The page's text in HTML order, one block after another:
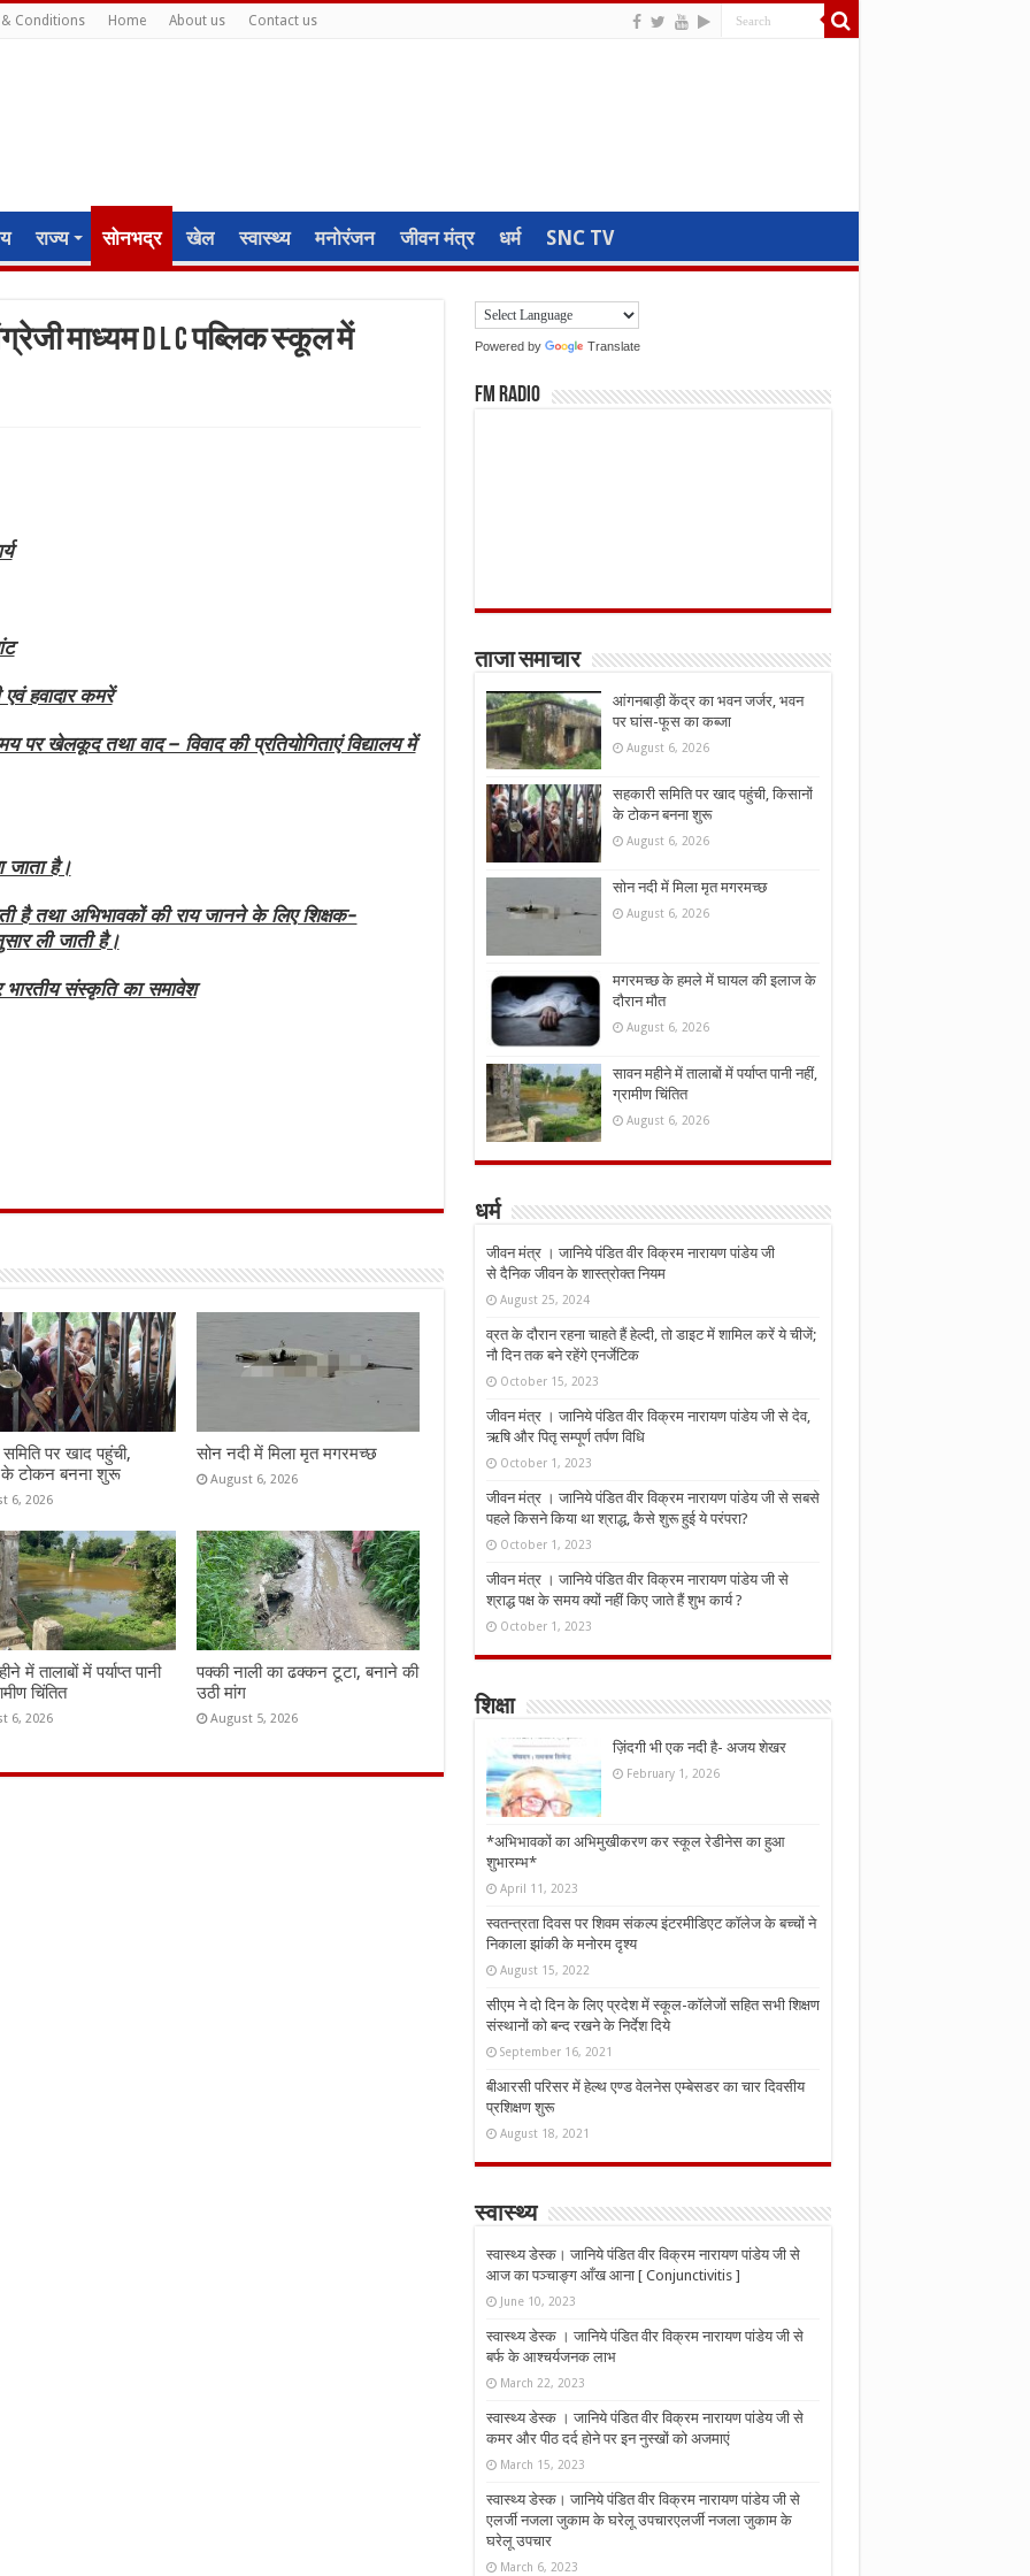
& Conditions Home About us Contact us
राज्य सोनभद्र खेल स्वास्थ्य मनोरंजन जीवन मंत्र धर्म SNC TV
माध्यम D L C पब्लिक स्कूल में
एवं हवादार कमरें
खेलकूद तथा वाद – विवाद की प्रतियोगिताएं विद्यालय में
जाता है।
है तथा अभिभावकों की राय जानने के लिए शिक्षक-
ली जाती है।
भारतीय संस्कृति का समावेश
पर खाद पहुंची,
के टोकन बनना शुरू
6, 2026
सोन नदी में मिला मृत मगरमच्छ
August 6, 2026
में तालाबों में पर्याप्त पानी
चिंतित
6, 2026
पक्की नाली का ढक्कन टूटा, बनाने की
उठी मांग
August 5, 2026
Powered by Translate
FM Radio
ताजा समाचार
आंगनबाड़ी केंद्र का भवन जर्जर, भवन
पर घांस-फूस का कब्जा
August 6, 2026
सहकारी समिति पर खाद पहुंची, किसानों
के टोकन बनना शुरू
August 6, 2026
सोन नदी में मिला मृत मगरमच्छ
August 6, 2026
मगरमच्छ के हमले में घायल की इलाज के
दौरान मौत
August 6, 2026
सावन महीने में तालाबों में पर्याप्त पानी नहीं,
ग्रामीण चिंतित
August 6, 2026
धर्म
जीवन मंत्र । जानिये पंडित वीर विक्रम नारायण पांडेय जी
से दैनिक जीवन के शास्त्रोक्त नियम
August 25, 2024
व्रत के दौरान रहना चाहते हैं हेल्दी, तो डाइट में शामिल करें ये चीजें;
नौ दिन तक बने रहेंगे एनर्जेटिक
October 15, 2023
जीवन मंत्र । जानिये पंडित वीर विक्रम नारायण पांडेय जी से देव,
ऋषि और पितृ सम्पूर्ण तर्पण विधि
October 1, 2023
जीवन मंत्र । जानिये पंडित वीर विक्रम नारायण पांडेय जी से सबसे
पहले किसने किया था श्राद्ध, कैसे शुरू हुई ये परंपरा?
October 1, 2023
जीवन मंत्र । जानिये पंडित वीर विक्रम नारायण पांडेय जी से
श्राद्ध पक्ष के समय क्यों नहीं किए जाते हैं शुभ कार्य ?
October 1, 2023
शिक्षा
ज़िंदगी भी एक नदी है- अजय शेखर
February 1, 2026
*अभिभावकों का अभिमुखीकरण कर स्कूल रेडीनेस का हुआ
शुभारम्भ*
April 11, 2023
स्वतन्त्रता दिवस पर शिवम संकल्प इंटरमीडिएट कॉलेज के बच्चों ने
निकाला झांकी के मनोरम दृश्य
August 15, 2022
सीएम ने दो दिन के लिए प्रदेश में स्कूल-कॉलेजों सहित सभी शिक्षण
संस्थानों को बन्द रखने के निर्देश दिये
September 16, 2021
बीआरसी परिसर में हेल्थ एण्ड वेलनेस एम्बेसडर का चार दिवसीय
प्रशिक्षण शुरू
August 18, 2021
स्वास्थ्य
स्वास्थ्य डेस्क। जानिये पंडित वीर विक्रम नारायण पांडेय जी से
आज का पञ्चाङ्ग आँख आना [ Conjunctivitis ]
June 10, 2023
स्वास्थ्य डेस्क । जानिये पंडित वीर विक्रम नारायण पांडेय जी से
बर्फ के आश्चर्यजनक लाभ
March 22, 2023
स्वास्थ्य डेस्क । जानिये पंडित वीर विक्रम नारायण पांडेय जी से
कमर और पीठ दर्द होने पर इन नुस्‍खों को अजमाएं
March 15, 2023
स्वास्थ्य डेस्क। जानिये पंडित वीर विक्रम नारायण पांडेय जी से
एलर्जी नजला जुकाम के घरेलू उपचारएलर्जी नजला जुकाम के
घरेलू उपचार
March 6, 2023